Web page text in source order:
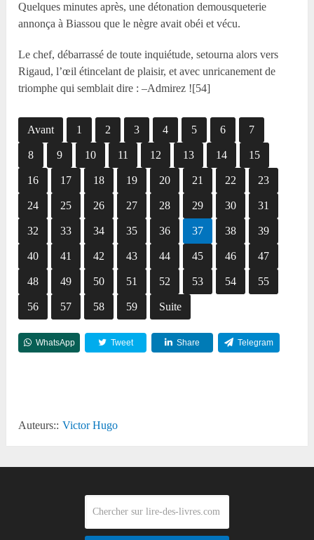
Quelques minutes après, une détonation demousqueterie
annonça à Biassou que le nègre avait obéi et vécu.
Le chef, débarrassé de toute inquiétude, setourna alors vers
Rigaud, l’œil étincelant de plaisir, et avec unricanement de
triomphe qui semblait dire : –Admirez ![54]
Avant 1 2 3 4 5 6 7
8 9 10 11 12 13 14 15
16 17 18 19 20 21 22 23
24 25 26 27 28 29 30 31
32 33 34 35 36 37 38 39
40 41 42 43 44 45 46 47
48 49 50 51 52 53 54 55
56 57 58 59 Suite
WhatsApp Tweet Share Telegram
Auteurs:: Victor Hugo